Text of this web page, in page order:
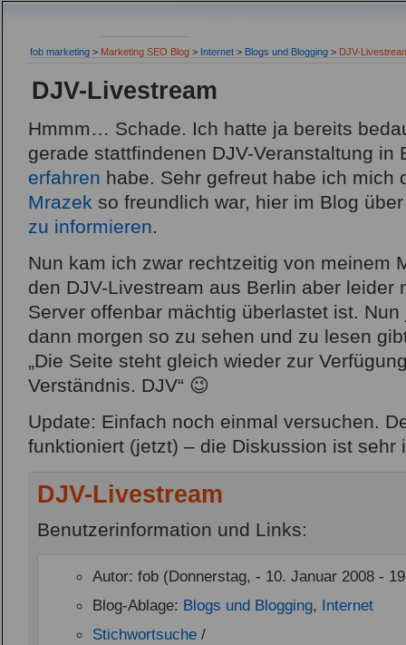
fob marketing > Marketing SEO Blog > Internet > Blogs und Blogging > DJV-
DJV-Livestream
Hmmm… Schade. Ich hatte ja bereits
gerade stattfindenen DJV-Veranstaltung in
erfahren habe. Sehr gefreut habe ich mich
Mrazek so freundlich war, hier im Blog
zu informieren.
Nun kam ich zwar rechtzeitig von meinem
den DJV-Livestream aus Berlin aber leider
Server offenbar mächtig überlastet ist.
dann morgen so zu sehen und zu lesen
„Die Seite steht gleich wieder zur
Verständnis. DJV“ 😉
Update: Einfach noch einmal versuchen.
funktioniert (jetzt) – die Diskussion ist sehr
DJV-Livestream
Benutzerinformation und Links:
Autor: fob (Donnerstag, - 10. Januar 2008 -
Blog-Ablage: Blogs und Blogging, Internet
Stichwortsuche /